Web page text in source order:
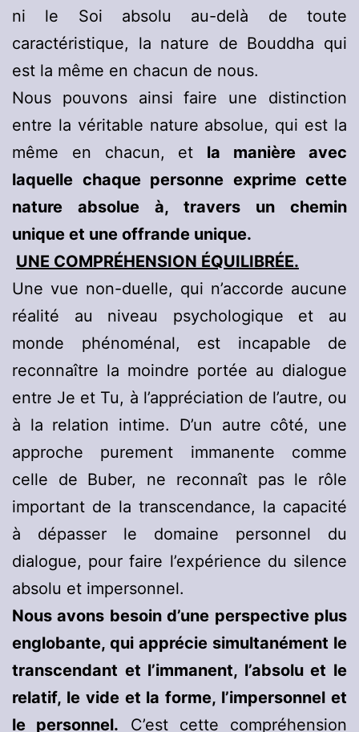
ni le Soi absolu au-delà de toute
caractéristique, la nature de Bouddha qui
est la même en chacun de nous.
Nous pouvons ainsi faire une distinction
entre la véritable nature absolue, qui est la
même en chacun, et la manière avec
laquelle chaque personne exprime cette
nature absolue à, travers un chemin
unique et une offrande unique.
UNE COMPRÉHENSION ÉQUILIBRÉE.
Une vue non-duelle, qui n’accorde aucune
réalité au niveau psychologique et au
monde phénoménal, est incapable de
reconnaître la moindre portée au dialogue
entre Je et Tu, à l’appréciation de l’autre, ou
à la relation intime. D’un autre côté, une
approche purement immanente comme
celle de Buber, ne reconnaît pas le rôle
important de la transcendance, la capacité
à dépasser le domaine personnel du
dialogue, pour faire l’expérience du silence
absolu et impersonnel.
Nous avons besoin d’une perspective plus
englobante, qui apprécie simultanément le
transcendant et l’immanent, l’absolu et le
relatif, le vide et la forme, l’impersonnel et
le personnel. C’est cette compréhension